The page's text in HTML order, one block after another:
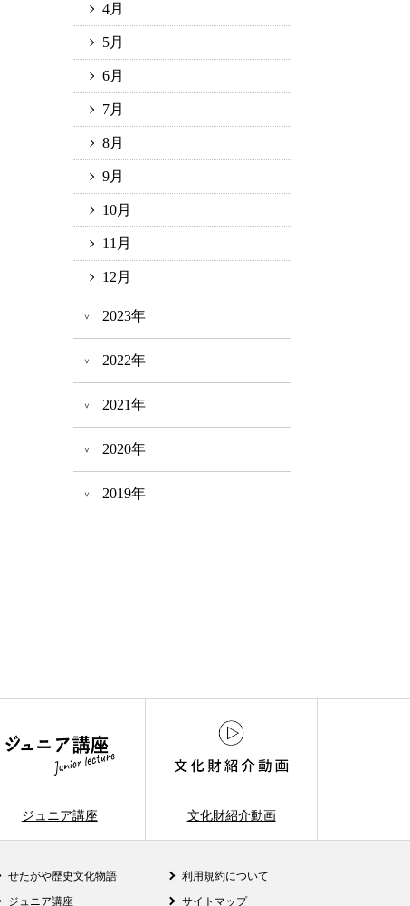
4月
5月
6月
7月
8月
9月
10月
11月
12月
2023年
2022年
2021年
2020年
2019年
ジュニア講座 文化財紹介動画
せたがや歴史文化物語
ジュニア講座
利用規約について
サイトマップ